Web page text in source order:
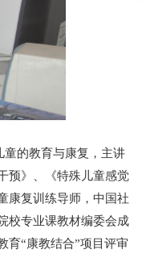
的教育与康复， 主讲
预》、《特殊儿童感觉
康复训练导师，中国社
校专业课教材编委会成
育“康教结合”项目评审